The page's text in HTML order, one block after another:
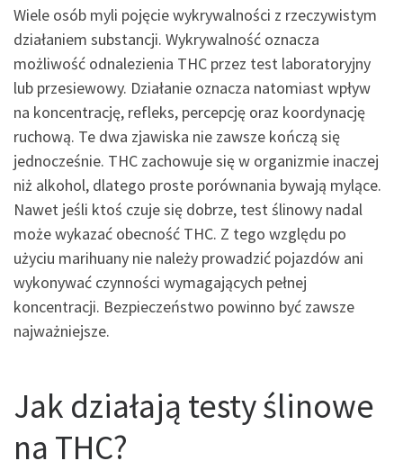
Wiele osób myli pojęcie wykrywalności z rzeczywistym
działaniem substancji. Wykrywalność oznacza
możliwość odnalezienia THC przez test laboratoryjny
lub przesiewowy. Działanie oznacza natomiast wpływ
na koncentrację, refleks, percepcję oraz koordynację
ruchową. Te dwa zjawiska nie zawsze kończą się
jednocześnie. THC zachowuje się w organizmie inaczej
niż alkohol, dlatego proste porównania bywają mylące.
Nawet jeśli ktoś czuje się dobrze, test ślinowy nadal
może wykazać obecność THC. Z tego względu po
użyciu marihuany nie należy prowadzić pojazdów ani
wykonywać czynności wymagających pełnej
koncentracji. Bezpieczeństwo powinno być zawsze
najważniejsze.
Jak działają testy ślinowe
na THC?